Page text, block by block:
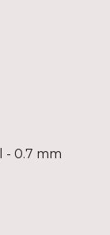
- 0.7 mm